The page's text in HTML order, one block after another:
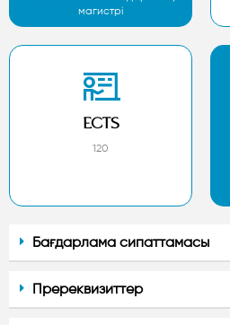
магистрі
ECTS
120
Бағдарлама сипаттамасы
Пререквизиттер